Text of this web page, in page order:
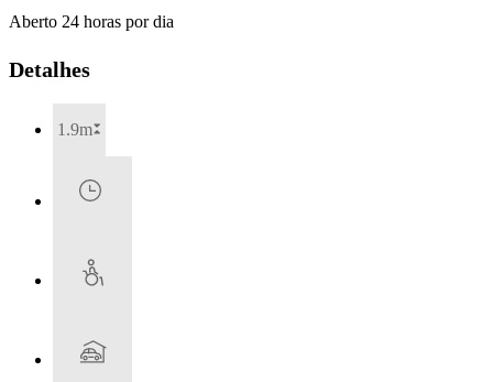
Aberto 24 horas por dia
Detalhes
1.9m